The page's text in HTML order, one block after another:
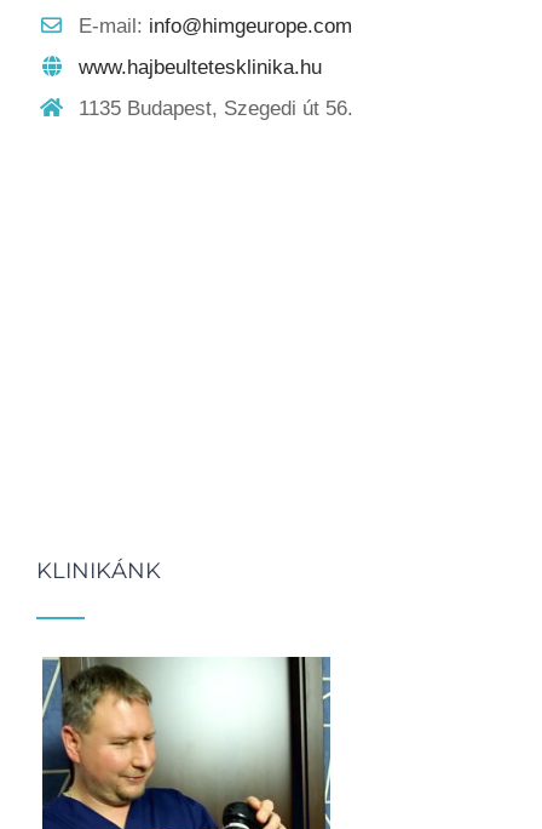
E-mail: info@himgeurope.com
www.hajbeultetesklinika.hu
1135 Budapest, Szegedi út 56.
KLINIKÁNK